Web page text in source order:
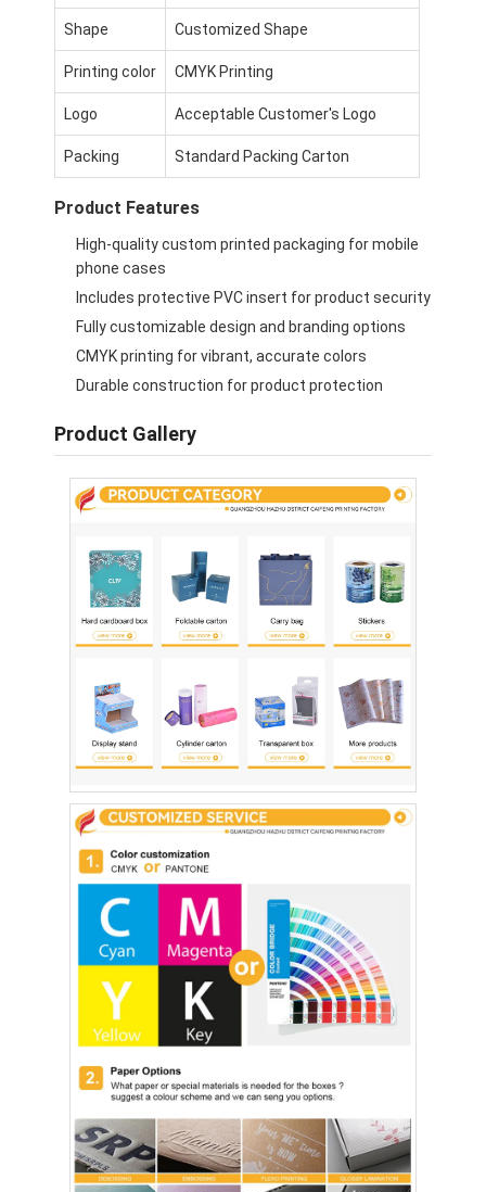
공장 투어
품질 관리
저희와 연락
뉴스
포장 상자 인쇄
화장용 패키징 박스
전자 제품 포장 상자
엄격한 선물 상자
접는 종이 상자
카운터 디스플레이 박스
소매 선반 워블러
접착 스티커 브랜드
가방을 패키징하는 안면 마스크
맞춤형 브로셔 인쇄
Shape Customized Shape
Printing color CMYK Printing
Logo Acceptable Customer's Logo
Packing Standard Packing Carton
Product Features
High-quality custom printed packaging for mobile
phone cases
Includes protective PVC insert for product security
Fully customizable design and branding options
CMYK printing for vibrant, accurate colors
Durable construction for product protection
Product Gallery